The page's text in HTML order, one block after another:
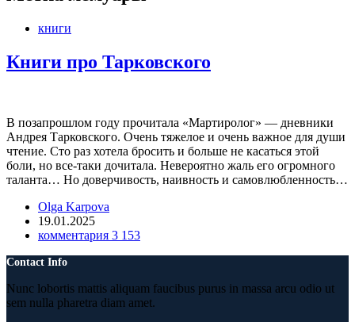
книги
Книги про Тарковского
В позапрошлом году прочитала «Мартиролог» — дневники
Андрея Тарковского. Очень тяжелое и очень важное для души
чтение. Сто раз хотела бросить и больше не касаться этой
боли, но все-таки дочитала. Невероятно жаль его огромного
таланта… Но доверчивость, наивность и самовлюбленность…
Olga Karpova
19.01.2025
комментария 3 153
Contact Info
Nunc lobortis mattis aliquam faucibus purus in massa arcu odio ut
sem nulla pharetra diam amet.